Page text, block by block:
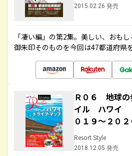
2015.02.26 発売
「凄い編」の第2集。美しい、おも
御朱印そのものを今回は47都道府県
Ｒ０６ 地球
イル ハワイ
０１９～２０２
Resort Style
2018.12.05 発売